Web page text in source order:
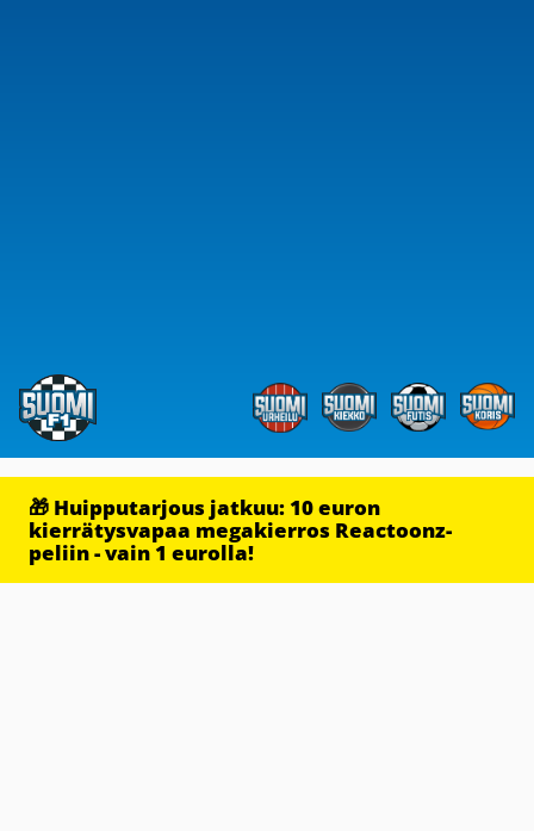
🎁 Huipputarjous jatkuu: 10 euron
kierrätysvapaa megakierros Reactoonz-
peliin - vain 1 eurolla!